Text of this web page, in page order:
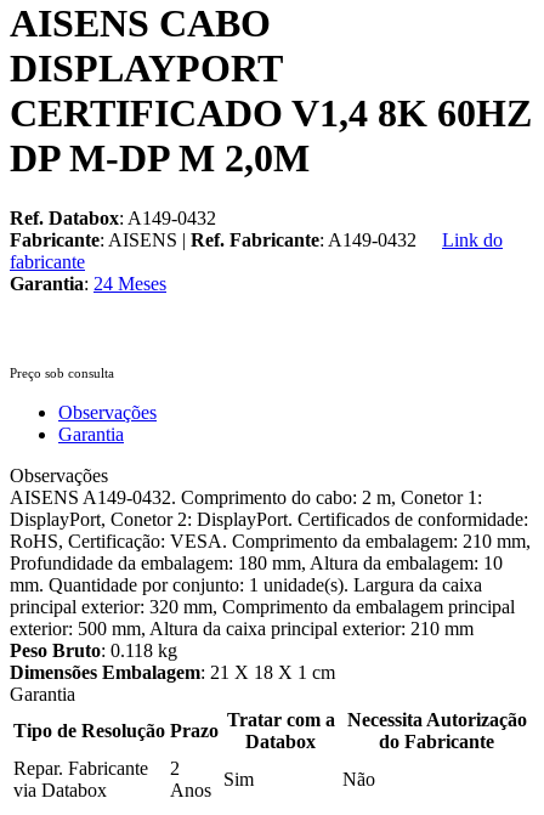
AISENS CABO
DISPLAYPORT
CERTIFICADO V1,4 8K 60HZ
DP M-DP M 2,0M
Ref. Databox: A149-0432
Fabricante: AISENS | Ref. Fabricante: A149-0432
Link do
fabricante
Garantia: 24 Meses
Preço sob consulta
Observações
Garantia
Observações
AISENS A149-0432. Comprimento do cabo: 2 m, Conetor 1:
DisplayPort, Conetor 2: DisplayPort. Certificados de conformidade:
RoHS, Certificação: VESA. Comprimento da embalagem: 210 mm,
Profundidade da embalagem: 180 mm, Altura da embalagem: 10
mm. Quantidade por conjunto: 1 unidade(s). Largura da caixa
principal exterior: 320 mm, Comprimento da embalagem principal
exterior: 500 mm, Altura da caixa principal exterior: 210 mm
Peso Bruto: 0.118 kg
Dimensões Embalagem: 21 X 18 X 1 cm
Garantia
Tipo de Resolução Prazo
Tratar com a
Databox
Necessita Autorização
do Fabricante
Repar. Fabricante
via Databox
2
Anos
Sim Não